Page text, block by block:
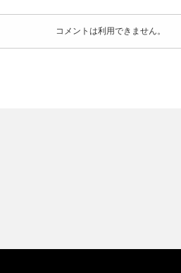
コメントは利用できません。